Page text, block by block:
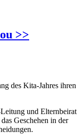
>>
des Kita-Jahres ihren
und Elternbeirat
Geschehen in der